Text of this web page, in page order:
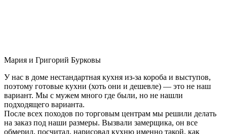
Мария и Григорий Бурковы
У нас в доме нестандартная кухня из-за короба и выступов,
поэтому готовые кухни (хоть они и дешевле) — это не наш
вариант. Мы с мужем много где были, но не нашли
подходящего варианта.
После всех походов по торговым центрам мы решили делать
на заказ под наши размеры. Вызвали замерщика, он все
обмерил, посчитал, нарисовал кухню именно такой, как